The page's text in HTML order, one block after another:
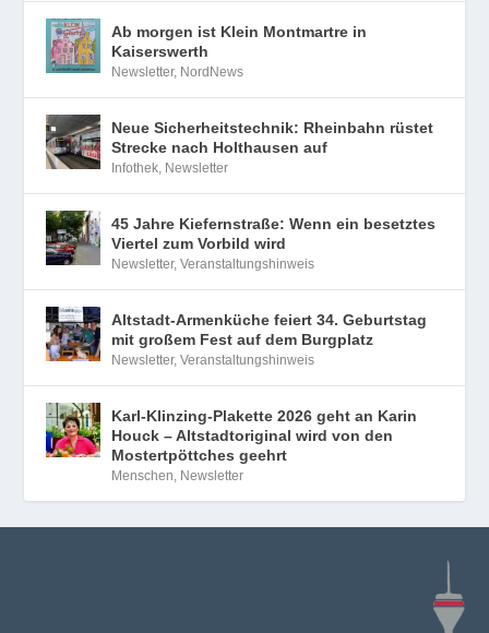
Ab morgen ist Klein Montmartre in
Kaiserswerth
Newsletter, NordNews
Neue Sicherheitstechnik: Rheinbahn rüstet
Strecke nach Holthausen auf
Infothek, Newsletter
45 Jahre Kiefernstraße: Wenn ein besetztes
Viertel zum Vorbild wird
Newsletter,Veranstaltungshinweis
Altstadt-Armenküche feiert 34. Geburtstag
mit großem Fest auf dem Burgplatz
Newsletter,Veranstaltungshinweis
Karl-Klinzing-Plakette 2026 geht an Karin
Houck – Altstadtoriginal wird von den
Mostertpöttches geehrt
Menschen, Newsletter